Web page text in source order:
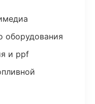
оборудования
и ppf